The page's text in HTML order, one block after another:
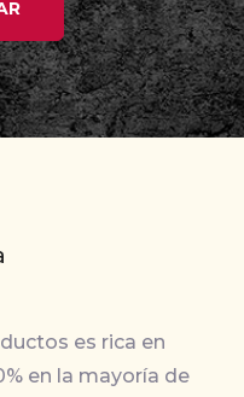
es rica en
en la mayoría de